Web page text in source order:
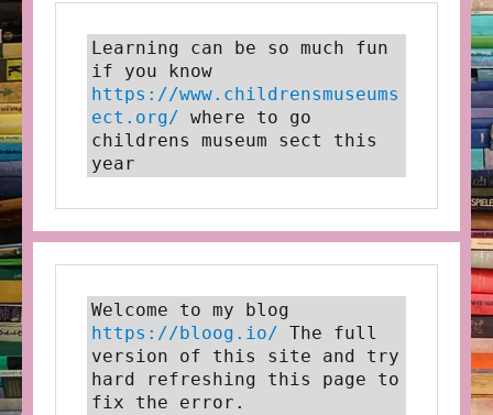
Learning can be so much fun
https://www.childrensmuseums
ect.org/ where to go
childrens museum sect this
year
https://bloog.io/ The full
version of this site and try
hard refreshing this page to
fix the error.